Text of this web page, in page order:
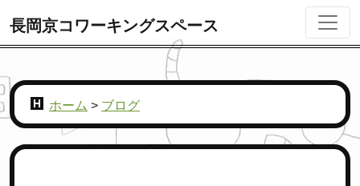
長岡京コワーキングスペース
ホーム > ブログ